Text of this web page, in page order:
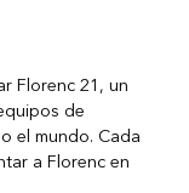
Florenc 21, un
de
el mundo. Cada
a Florenc en